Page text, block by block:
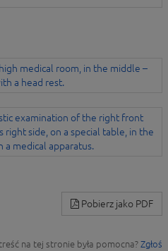
Pobierz jako PDF
na tej stronie była pomocna? Zgłoś